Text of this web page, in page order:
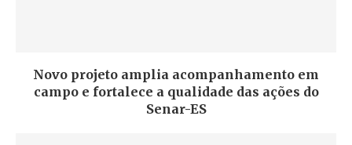
Novo projeto amplia acompanhamento em
campo e fortalece a qualidade das ações do
Senar-ES